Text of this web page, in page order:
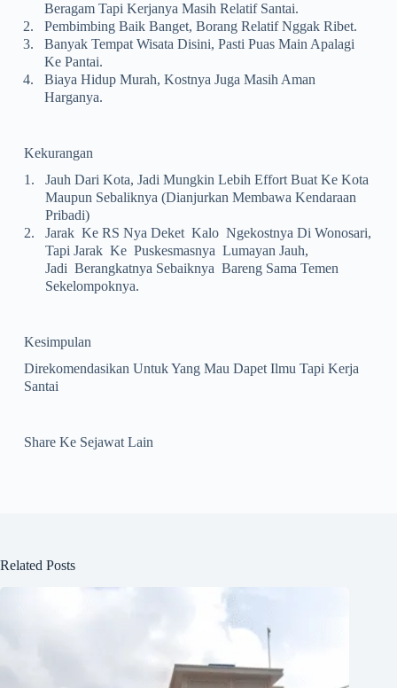
Beragam Tapi Kerjanya Masih Relatif Santai.
2.
Pembimbing Baik Banget, Borang Relatif Nggak Ribet.
3.
Banyak Tempat Wisata Disini, Pasti Puas Main Apalagi
Ke Pantai.
4.
Biaya Hidup Murah, Kostnya Juga Masih Aman
Harganya.
Kekurangan
1.
Jauh Dari Kota, Jadi Mungkin Lebih Effort Buat Ke Kota
Maupun Sebaliknya (dianjurkan Membawa Kendaraan
Pribadi)
2.
Jarak Ke RS Nya Deket Kalo Ngekostnya Di Wonosari,
Tapi Jarak Ke Puskesmasnya Lumayan Jauh,
Jadi Berangkatnya Sebaiknya Bareng Sama Temen
Sekelompoknya.
Kesimpulan
Direkomendasikan Untuk Yang Mau Dapet Ilmu Tapi Kerja
Santai
Share Ke Sejawat Lain
Related Posts